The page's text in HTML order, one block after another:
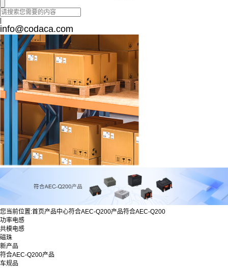
|
info@codaca.com
您当前位置:首页产品中心符合AEC-Q200产品符合AEC-Q200
功率电感
共模电感
磁珠
新产品
符合AEC-Q200产品
车规品